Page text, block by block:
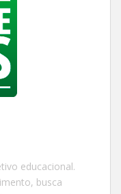
educacional.
busca